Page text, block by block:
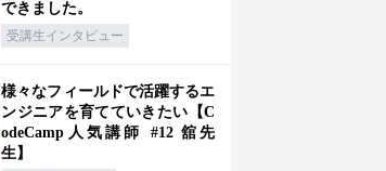
できました。
受講生インタビュー
様々なフィールドで活躍するエ
ンジニアを育てていきたい【C
odeCamp人気講師 #12 舘先
生】